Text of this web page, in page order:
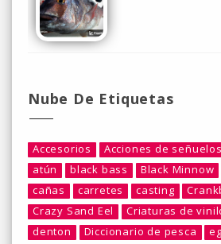
Nube De Etiquetas
Accesorios Acciones de señuelos
atún
black bass Black Minnow
cañas
carretes casting
Crazy Sand Eel
Criaturas de
denton
Diccionario de pesca